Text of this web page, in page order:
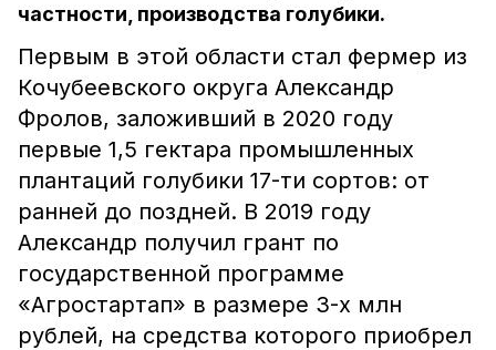
частности, производства голубики.
Первым в этой области стал фермер из
Кочубеевского округа Александр
Фролов, заложивший в 2020 году
первые 1,5 гектара промышленных
плантаций голубики 17-ти сортов: от
ранней до поздней. В 2019 году
Александр получил грант по
государственной программе
«Агростартап» в размере 3-х млн
рублей, на средства которого приобрел